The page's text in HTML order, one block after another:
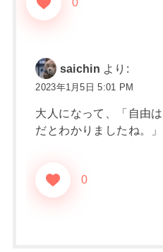
saichin より:
2023年1月5日 5:01 PM
大人になって、「自由
だとわかりましたね。」
0